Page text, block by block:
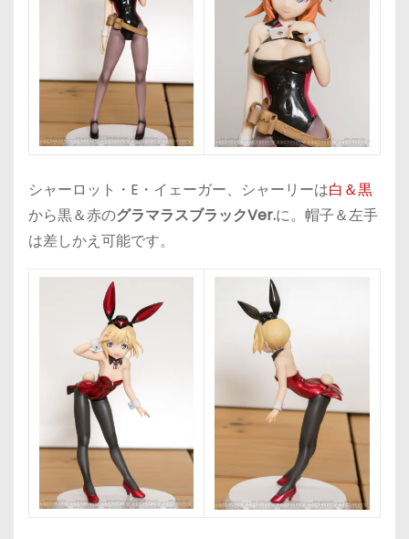
シャーロット・E・イェーガー、シャーリーは白＆黒
から黒＆赤のグラマラスブラックVer.に。帽子＆左手
は差しかえ可能です。